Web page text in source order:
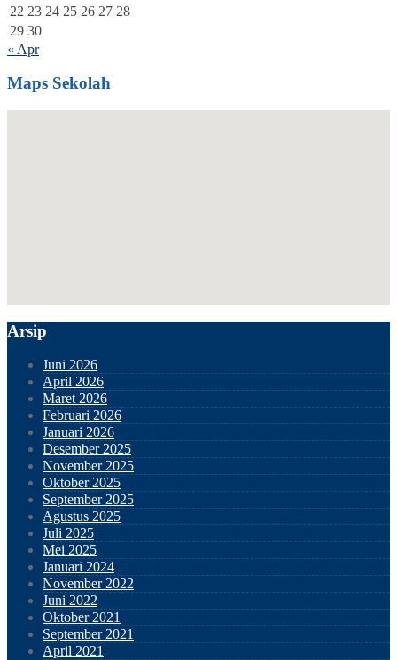
22 23 24 25 26 27 28
29 30
« Apr
Maps Sekolah
Arsip
Juni 2026
April 2026
Maret 2026
Februari 2026
Januari 2026
Desember 2025
November 2025
Oktober 2025
September 2025
Agustus 2025
Juli 2025
Mei 2025
Januari 2024
November 2022
Juni 2022
Oktober 2021
September 2021
April 2021